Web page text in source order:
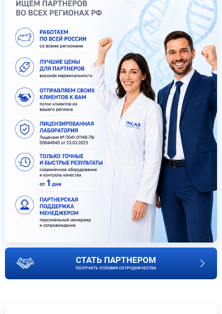
СТАТЬ ПАРТНЕРОМ
ПОЛУЧИТЬ УСЛОВИЯ СОТРУДНИЧЕСТВА